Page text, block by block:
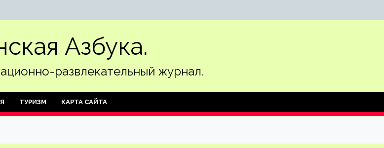
Азбука.
развлекательный журнал.
ТУРИЗМ КАРТА САЙТА